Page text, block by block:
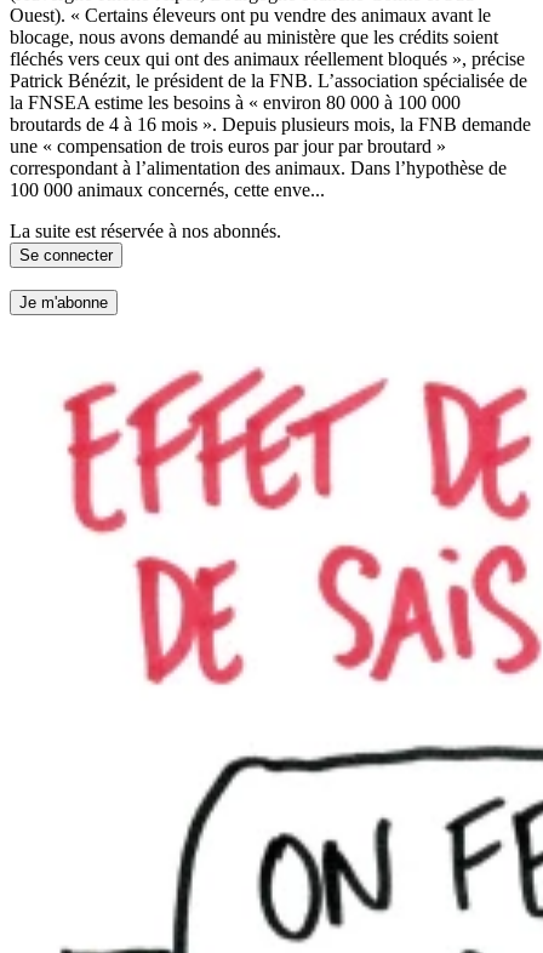
Ouest). « Certains éleveurs ont pu vendre des animaux avant le
blocage, nous avons demandé au ministère que les crédits soient
fléchés vers ceux qui ont des animaux réellement bloqués », précise
Patrick Bénézit, le président de la FNB. L’association spécialisée de
la FNSEA estime les besoins à « environ 80 000 à 100 000
broutards de 4 à 16 mois ». Depuis plusieurs mois, la FNB demande
une « compensation de trois euros par jour par broutard »
correspondant à l’alimentation des animaux. Dans l’hypothèse de
100 000 animaux concernés, cette enve...
La suite est réservée à nos abonnés.
Se connecter
Je m'abonne